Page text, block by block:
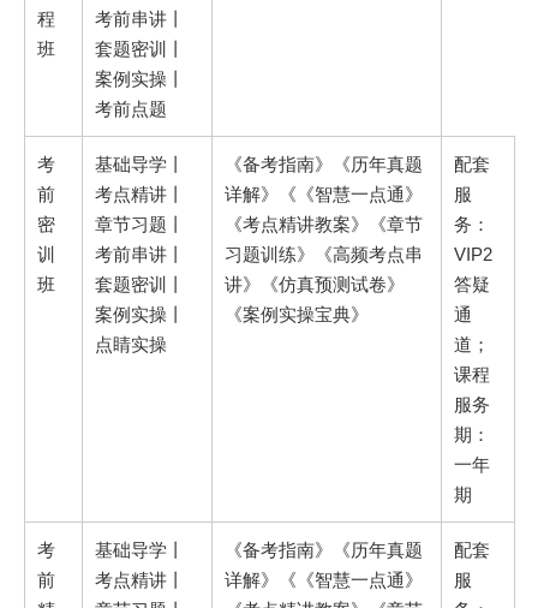
程
班
考前串讲丨
套题密训丨
案例实操丨
考前点题
考
前
密
训
班
基础导学丨
考点精讲丨
章节习题丨
考前串讲丨
套题密训丨
案例实操丨
点睛实操
《备考指南》《历年真题
详解》《《智慧一点通》
《考点精讲教案》《章节
习题训练》《高频考点串
讲》《仿真预测试卷》
《案例实操宝典》
配套
服
务：
VIP2
答疑
通
道；
课程
服务
期：
一年
期
考
前
基础导学丨
考点精讲丨
《备考指南》《历年真题
详解》《《智慧一点通》
配套
服